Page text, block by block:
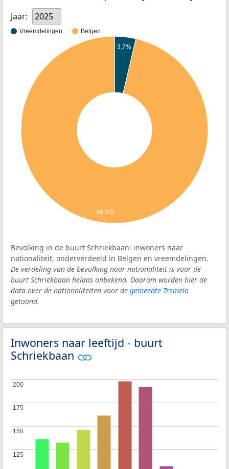
Jaar:
2025
Vreemdelingen Belgen
3,7%
96,3%
Bevolking in de buurt Schriekbaan: inwoners naar
nationaliteit, onderverdeeld in Belgen en vreemdelingen.
De verdeling van de bevolking naar nationaliteit is voor de
buurt Schriekbaan helaas onbekend. Daarom worden hier de
data over de nationaliteiten voor de gemeente Tremelo
getoond.
Inwoners naar leeftijd - buurt
Schriekbaan
125
125
150
150
175
175
200
200